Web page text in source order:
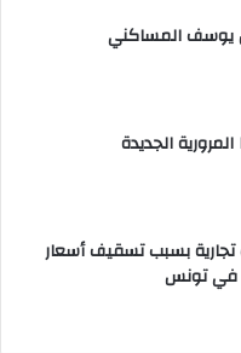
يوسف المساكني
الجديدة
تجارية بسبب تسقيف أسعار
في تونس